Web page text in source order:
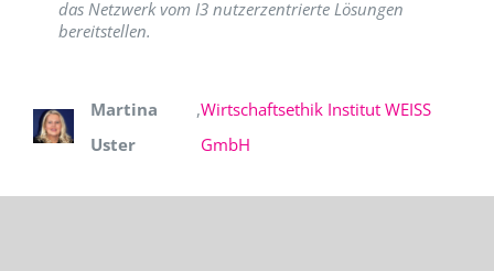
das Netzwerk vom I3 nutzerzentrierte Lösungen
bereitstellen.
Martina
Uster
,Wirtschaftsethik Institut WEISS
GmbH